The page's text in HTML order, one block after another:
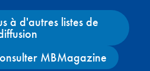
à d'autres listes de
MBMagazine